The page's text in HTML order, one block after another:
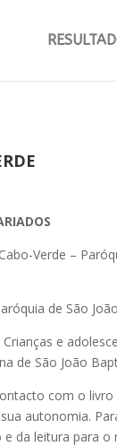
Verde –
de São
Crianças e
de São João
com o
autonomia.
da leitura para